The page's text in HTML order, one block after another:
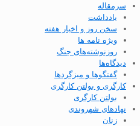
سرمقاله
یادداشت
سخن روز و اخبار هفته
ویژه نامه ها
روزنوشته‌های جنگ
دیدگاه‌ها
گفتگوها و میزگردها
کارگری و بولتن کارگری
بولتن کارگری
نهادهای شهروندی
زنان